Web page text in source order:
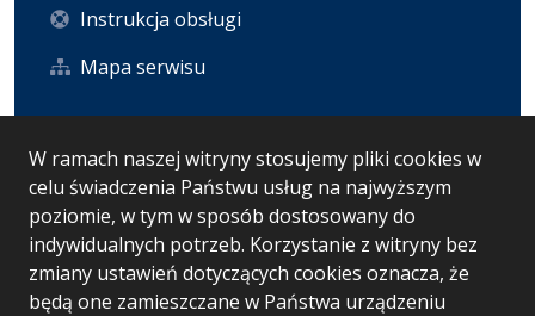
W ramach naszej witryny stosujemy pliki cookies w
celu świadczenia Państwu usług na najwyższym
poziomie, w tym w sposób dostosowany do
indywidualnych potrzeb. Korzystanie z witryny bez
zmiany ustawień dotyczących cookies oznacza, że
będą one zamieszczane w Państwa urządzeniu
Instrukcja obsługi
Mapa serwisu
Statystyka i dane osobowe
Statystyki oglądalności
Ostatnio dodane